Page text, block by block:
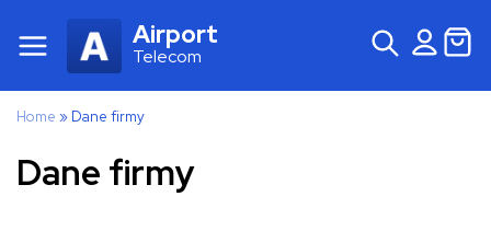
Airport
Telecom
Home » Dane firmy
Dane firmy